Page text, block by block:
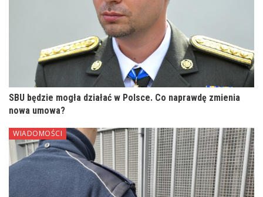
SBU będzie mogła działać w Polsce. Co naprawdę zmienia
nowa umowa?
WIADOMOŚCI